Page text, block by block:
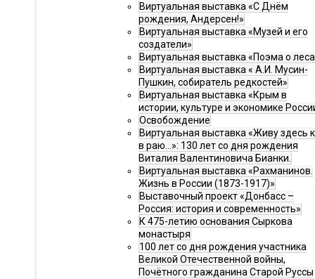
Виртуальная выставка «С Днём
рождения, Андерсен!»
Виртуальная выставка «Музей и его
создатели»
Виртуальная выставка «Поэма о
Виртуальная выставка « А.И. Мусин-
Пушкин, собиратель редкостей»
Виртуальная выставка «Крым в
истории, культуре и экономике
Освобождение
Виртуальная выставка «Живу здесь
в раю…»: 130 лет со дня рождения
Виталия Валентиновича Бианки.
Виртуальная выставка «Рахманинов.
Жизнь в России (1873-1917)»
Выставочный проект «Донбасс –
Россия: история и современность»
К 475-летию основания Сыркова
монастыря
100 лет со дня рождения участника
Великой Отечественной войны,
Почётного гражданина Старой Руссы